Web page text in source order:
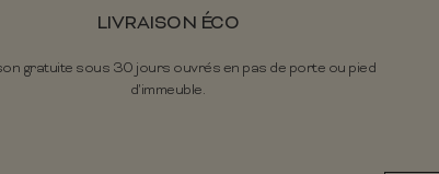
LIVRAISON ÉCO
gratuite sous 30 jours ouvrés en pas de porte ou pied
d'immeuble.